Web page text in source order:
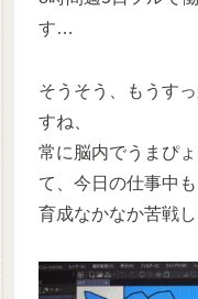
す…
そうそう、もうす
すね、
常に脳内でうまぴ
て、今日の仕事中
育成なかなか苦戦